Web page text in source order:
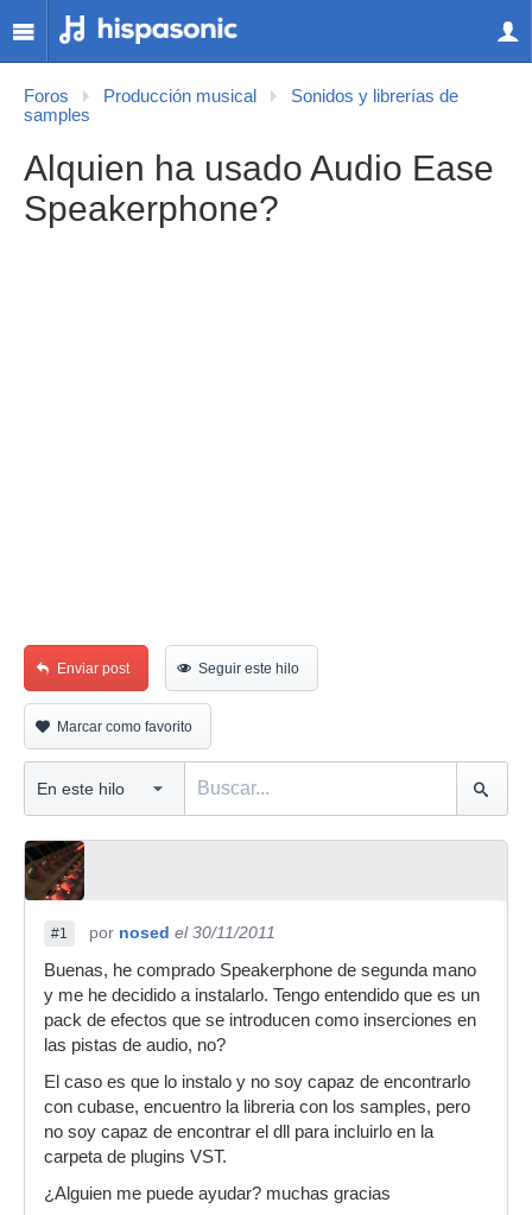
Foros Producción musical
Sonidos y librerías de
samples
Alquien ha usado Audio Ease
Speakerphone?
Enviar post Seguir este hilo
Marcar como favorito
#1 por nosed el 30/11/2011
Buenas, he comprado Speakerphone de segunda mano
y me he decidido a instalarlo. Tengo entendido que es un
pack de efectos que se introducen como inserciones en
las pistas de audio, no?
El caso es que lo instalo y no soy capaz de encontrarlo
con cubase, encuentro la libreria con los samples, pero
no soy capaz de encontrar el dll para incluirlo en la
carpeta de plugins VST.
¿Alguien me puede ayudar? muchas gracias